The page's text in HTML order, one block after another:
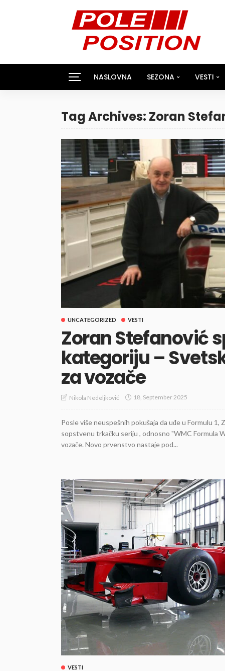
NASLOVNA SEZONA VESTI
Tag Archives: Zoran
UNCATEGORIZED VESTI
Zoran Stefanović
kategoriju –
za vozače
Nikola Nedeljković 18, September 2025
Posle više neuspešnih pokušaja da uđe u Formulu
sopstvenu trkačku seriju , odnosno "WMC Formula
vozače. Novo prvenstvo nastaje pod...
VESTI